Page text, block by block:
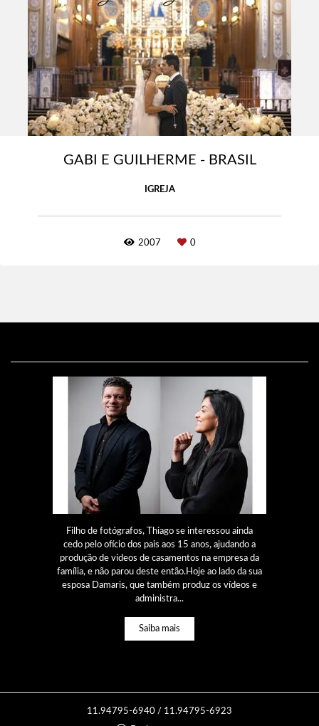
GABI E GUILHERME - BRASIL
IGREJA
2007 0
Filho de fotógrafos, Thiago se interessou ainda
cedo pelo ofício dos pais aos 15 anos, ajudando a
produção de vídeos de casamentos na empresa da
família, e não parou deste então.Hoje ao lado da sua
esposa Damaris, que também produz os vídeos e
administra...
Saiba mais
11.94795-6940 / 11.94795-6923